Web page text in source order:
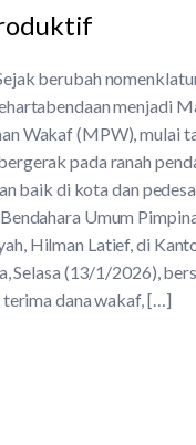
berubah
menjadi
Wakaf (MPW), mulai
pada ranah
baik di kota dan
Umum
Hilman Latief, di
Selasa (13/1/2026),
terima dana wakaf, […]